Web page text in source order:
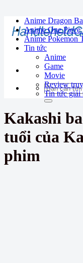
Anime Dragon
Anime One Piece
Anime Pokemon
Tin tức
Anime
Game
Movie
Review
Tin tức giải
Kakashi
tuổi của
phim